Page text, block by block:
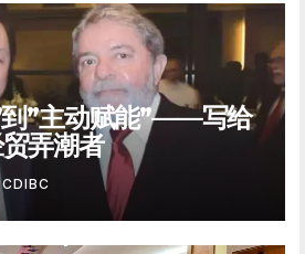
到”主动赋能”——写给
弄潮者